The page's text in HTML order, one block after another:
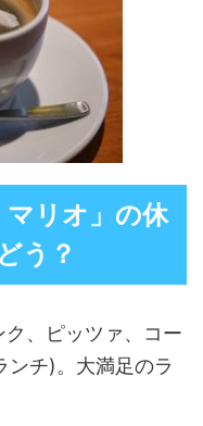
マリオ」の休
う？
、ピッツァ、コー
ンチ)。大満足のラ